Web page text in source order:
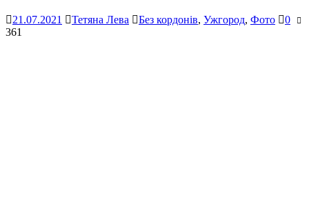
21.07.2021 Тетяна Лева Без кордонів, Ужгород, Фото
0
361